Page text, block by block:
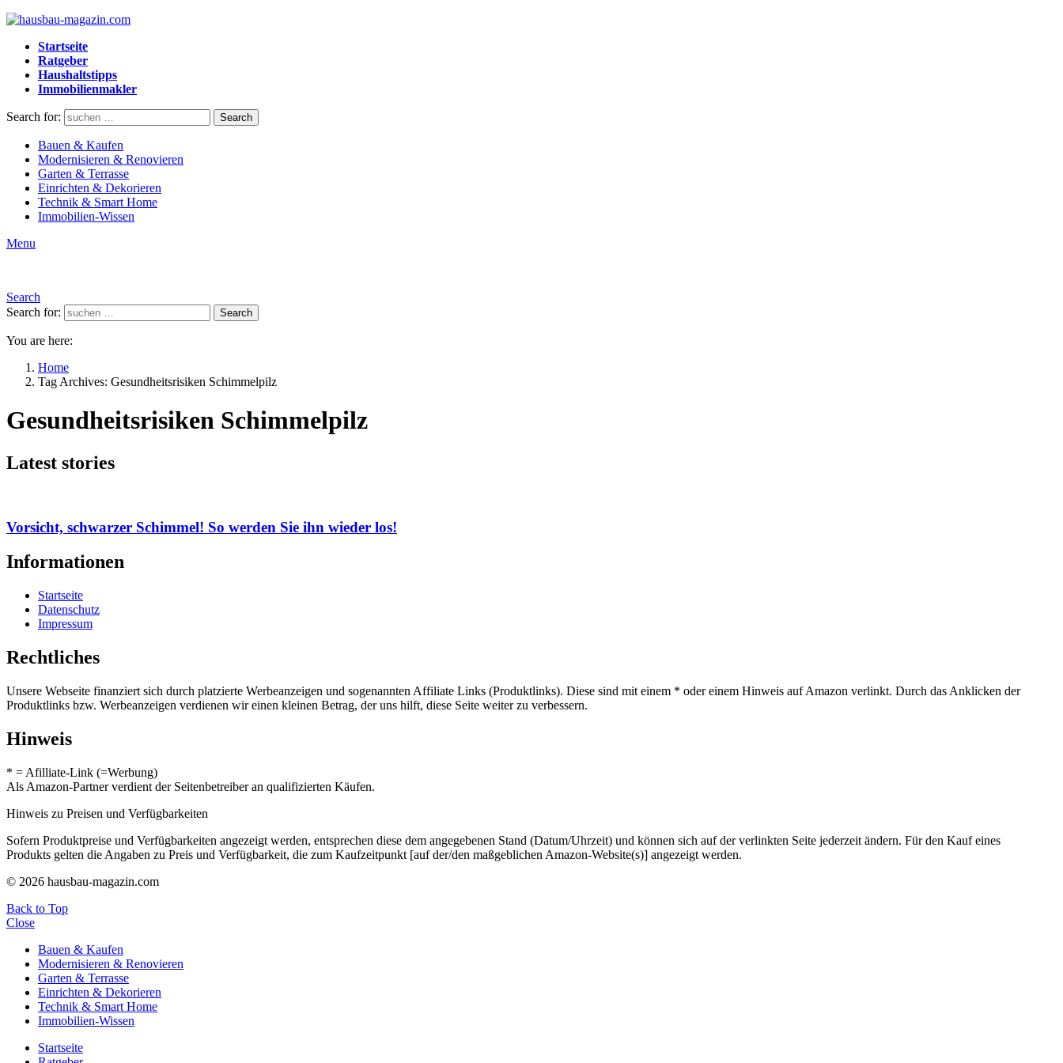
Startseite
Ratgeber
Haushaltstipps
Immobilienmakler
Search for: Search
Bauen & Kaufen
Modernisieren & Renovieren
Garten & Terrasse
Einrichten & Dekorieren
Technik & Smart Home
Immobilien-Wissen
Menu
Search
Search for:
Search
You are here:
Home
Tag Archives: Gesundheitsrisiken Schimmelpilz
Gesundheitsrisiken Schimmelpilz
Latest stories
Vorsicht, schwarzer Schimmel! So werden Sie ihn wieder los!
Informationen
Startseite
Datenschutz
Impressum
Rechtliches
Unsere Webseite finanziert sich durch platzierte Werbeanzeigen und sogenannten Affiliate Links (Produktlinks). Diese sind mit einem * oder einem Hinweis auf Amazon verlinkt. Durch das Anklicken der
Produktlinks bzw. Werbeanzeigen verdienen wir einen kleinen Betrag, der uns hilft, diese Seite weiter zu verbessern.
Hinweis
* = Afilliate-Link (=Werbung)
Als Amazon-Partner verdient der Seitenbetreiber an qualifizierten Käufen.
Hinweis zu Preisen und Verfügbarkeiten
Sofern Produktpreise und Verfügbarkeiten angezeigt werden, entsprechen diese dem angegebenen Stand (Datum/Uhrzeit) und können sich auf der verlinkten Seite jederzeit ändern. Für den Kauf eines
Produkts gelten die Angaben zu Preis und Verfügbarkeit, die zum Kaufzeitpunkt [auf der/den maßgeblichen Amazon-Website(s)] angezeigt werden.
© 2026 hausbau-magazin.com
Back to Top
Close
Bauen & Kaufen
Modernisieren & Renovieren
Garten & Terrasse
Einrichten & Dekorieren
Technik & Smart Home
Immobilien-Wissen
Startseite